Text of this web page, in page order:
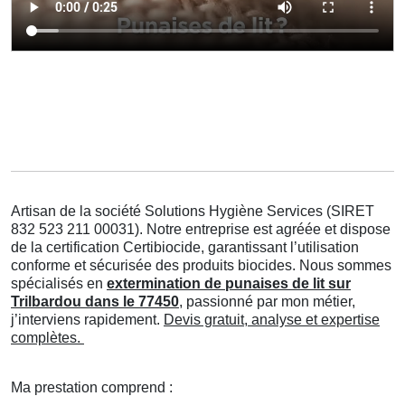
Artisan de la société Solutions Hygiène Services (SIRET
832 523 211 00031). Notre entreprise est agréée et dispose
de la certification Certibiocide, garantissant l’utilisation
conforme et sécurisée des produits biocides. Nous sommes
spécialisés en extermination de punaises de lit sur
Trilbardou dans le 77450, passionné par mon métier,
j’interviens rapidement. Devis gratuit, analyse et expertise
complètes.
Ma prestation comprend :